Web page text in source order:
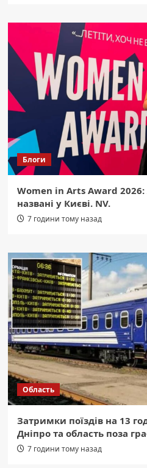
Блоги
Women in Arts Award 2026:
названі у Києві. NV.
7 години тому назад
Область
Затримки поїздів на 13
Дніпро та область поза
7 години тому назад